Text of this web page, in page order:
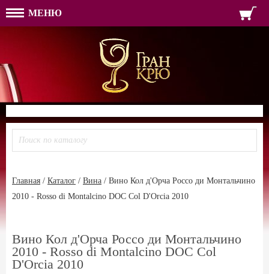
МЕНЮ
ПАРОЛЬ
ФОРМА ОБРАТНОЙ
ТЕЛЕФОН:
ИМЯ
ПАРОЛЬ
Главная / Каталог / Вина / Вино Кол д'Орча Россо ди Монтальчино
2010 - Rosso di Montalcino DOC Col D'Orcia 2010
Вино Кол д'Орча Россо ди Монтальчино
2010 - Rosso di Montalcino DOC Col
D'Orcia 2010